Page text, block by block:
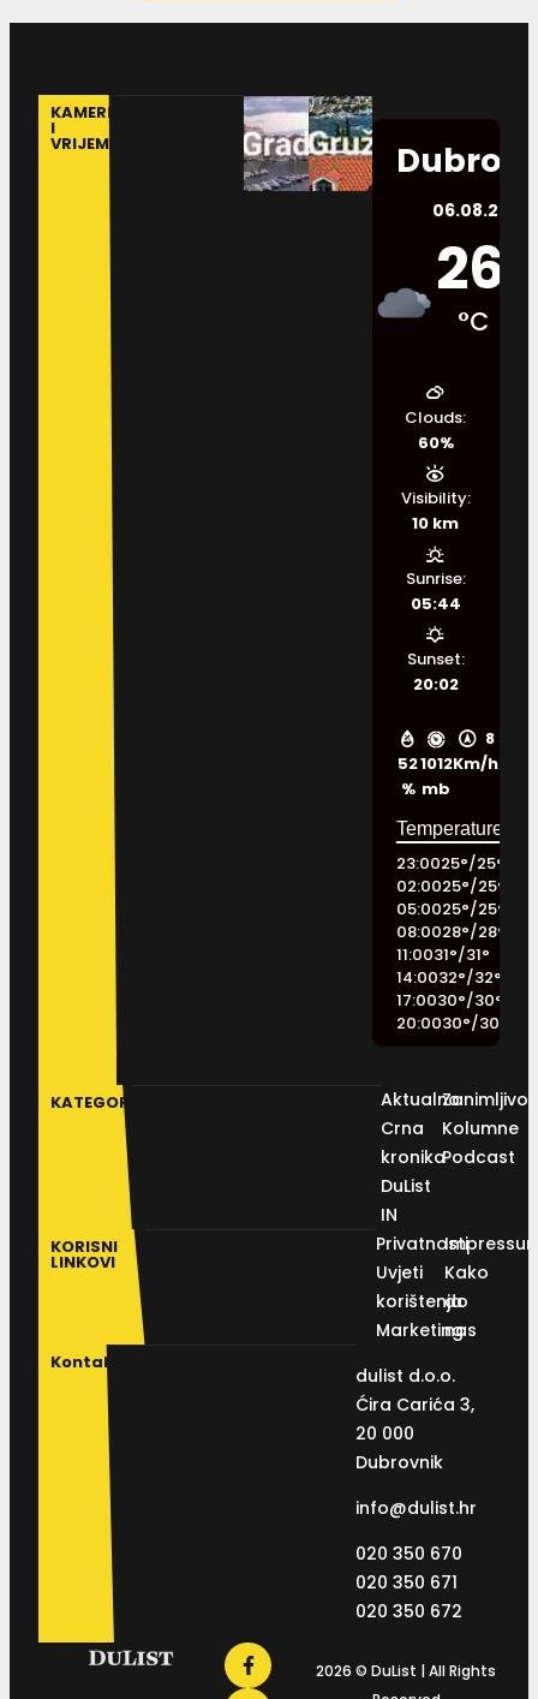
KAMERE
I
VRIJEME
06.08.2026.
26
°C
52
%
1012
mb
8
Km/h
Clouds:
60%
Visibility:
10 km
Sunrise:
05:44
Sunset:
20:02
23:0025°/25°
02:0025°/25°
05:0025°/25°
08:0028°/28°
11:0031°/31°
14:0032°/32°
17:0030°/30°
20:0030°/30
KATEGORIJE
Aktualno
Crna
kronika
DuList
IN
Kolumne
Podcast
KORISNI
LINKOVI
Privatnosti
Uvjeti
korištenja
Marketing
Kako
do
nas
Kontakt
dulist d.o.o.
Ćira Carića 3,
20 000
Dubrovnik
info@dulist.hr
020 350 670
020 350 671
020 350 672
2026 © DuList | All Rights